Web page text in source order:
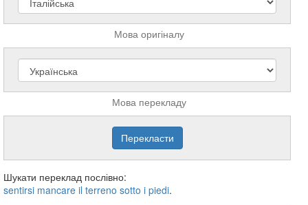
Мова оригіналу
Мова перекладу
Шукати переклад послівно:
sentirsi mancare il terreno sotto i piedi.